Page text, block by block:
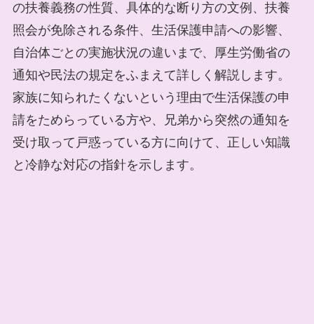
の扶養義務の性質、具体的な断り方の文例、扶養
照会が免除される条件、生活保護申請への影響、
自治体ごとの実施状況の違いまで、厚生労働省の
通知や民法の規定をふまえて詳しく解説します。
家族に知られたくないという理由で生活保護の申
請をためらっている方や、兄弟から突然の通知を
受け取って戸惑っている方に向けて、正しい知識
と冷静な対応の指針を示します。